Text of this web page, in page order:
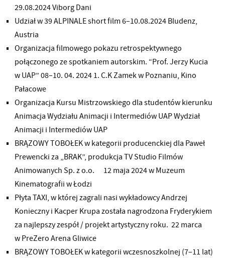
29.08.2024 Viborg Dani
Udział w 39 ALPINALE short film 6–10.08.2024 Bludenz,
Austria
Organizacja filmowego pokazu retrospektywnego
połączonego ze spotkaniem autorskim. “Prof. Jerzy Kucia
w UAP” 08–10. 04. 2024 1. C.K Zamek w Poznaniu, Kino
Pałacowe
Organizacja Kursu Mistrzowskiego dla studentów kierunku
Animacja Wydziału Animacji i Intermediów UAP Wydział
Animacji i Intermediów UAP
BRĄZOWY TOBOŁEK w kategorii producenckiej dla Paweł
Prewencki za „BRAK”, produkcja TV Studio Filmów
Animowanych Sp. z o.o. 12 maja 2024 w Muzeum
Kinematografii w Łodzi
Płyta TAXI, w której zagrali nasi wykładowcy Andrzej
Konieczny i Kacper Krupa została nagrodzona Fryderykiem
za najlepszy zespół / projekt artystyczny roku. 22 marca
w PreZero Arena Gliwice
BRĄZOWY TOBOŁEK w kategorii wczesnoszkolnej (7–11 lat)